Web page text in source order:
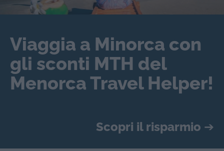
Viaggia a Minorca con
gli sconti MTH del
Menorca Travel Helper!
Scopri il risparmio ➔